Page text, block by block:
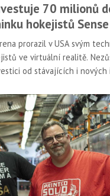
70 milionů
hokejistů Sense
prorazil v USA svým
ve virtuální realitě.
od stávajících i nových